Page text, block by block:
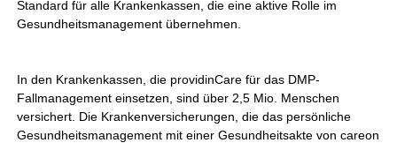
Standard für alle Krankenkassen, die eine aktive Rolle im
Gesundheitsmanagement übernehmen.
In den Krankenkassen, die providinCare für das DMP-
Fallmanagement einsetzen, sind über 2,5 Mio. Menschen
versichert. Die Krankenversicherungen, die das persönliche
Gesundheitsmanagement mit einer Gesundheitsakte von careon